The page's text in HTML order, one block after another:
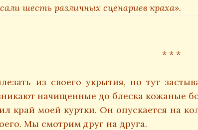
шесть различных сценариев краха».
* * *
из своего укрытия, но тут
начищенные до блеска кожаные
край моей куртки. Он опускается на
Мы смотрим друг на друга.